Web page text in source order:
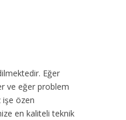
Eğer
ve eğer problem
işe özen
en kaliteli teknik